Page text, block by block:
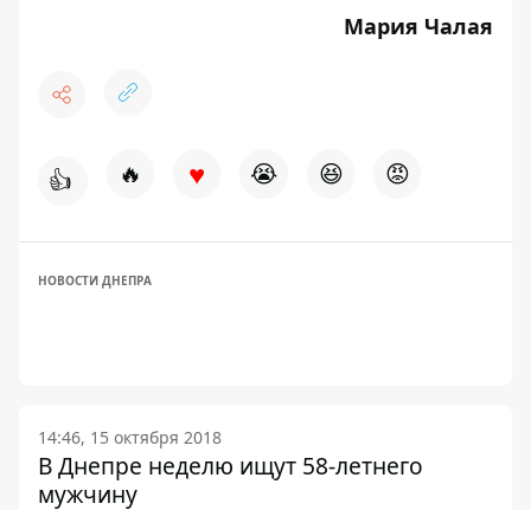
Мария Чалая
👍 🔥 ♥ 😭 😆 😡
НОВОСТИ ДНЕПРА
14:46, 15 октября 2018
В Днепре неделю ищут 58-летнего
мужчину